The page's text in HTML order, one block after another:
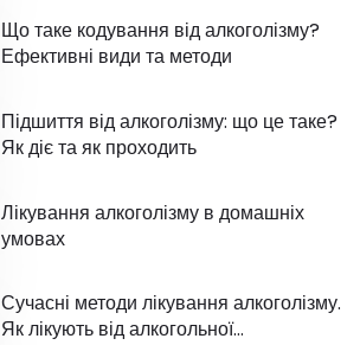
Що таке кодування від алкоголізму?
Ефективні види та методи
Підшиття від алкоголізму: що це таке?
Як діє та як проходить
Лікування алкоголізму в домашніх
умовах
Сучасні методи лікування алкоголізму.
Як лікують від алкогольної